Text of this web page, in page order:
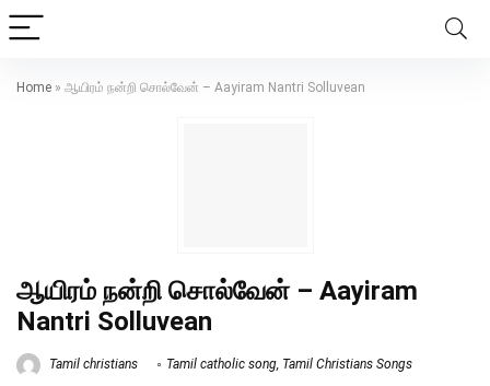
Home » ஆயிரம் நன்றி சொல்வேன் – Aayiram Nantri Solluvean
ஆயிரம் நன்றி சொல்வேன் – Aayiram
Nantri Solluvean
Tamil christians Tamil catholic song, Tamil Christians Songs